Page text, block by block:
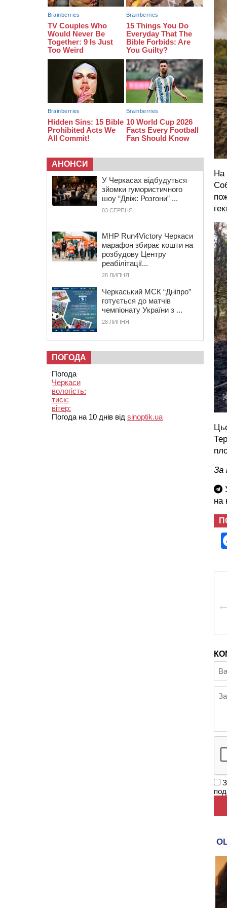
На
За
на
16:16 У Дахнівському лісництві
екоінспектори натрапили на
незаконне будівництво
15:38
У лікарні померла жінка, яку на
Черкаському районі збила автівка
15:08
Від Чернівців до Бакоти: пів сотні
працівників “Черкасиобленерго”
побували у мандрівці
АНОНСИ
У Черкасах відбудуться
зйомки гумористичного
шоу “Двіж: Розгони” ...
03 СЕРПНЯ
MHP Run4Victory Черкаси
марафон збирає кошти на
розбудову Центру
реабілітації...
28 ЛИПНЯ
Черкаський МСК “Дніпро”
готується до матчів
чемпіонату України з ...
28 ЛИПНЯ
ПОГОДА
Погода
Черкаси
вологість:
тиск:
вітер:
Погода на 10 днів від sinoptik.ua